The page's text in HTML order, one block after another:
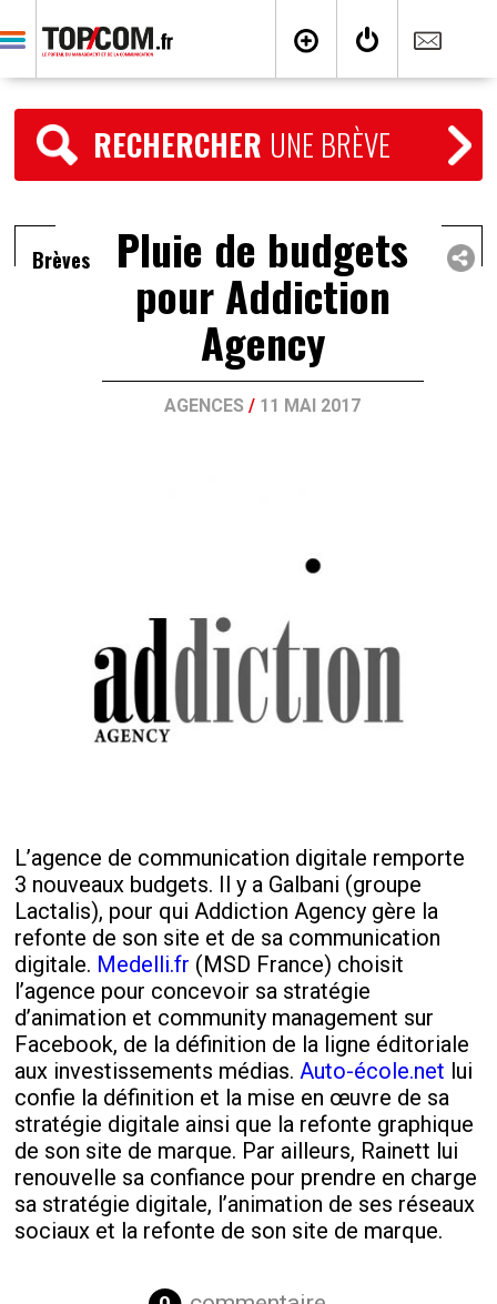
RECHERCHER UNE BRÈVE
Brèves Pluie de budgets
pour Addiction
Agency
AGENCES / 11 MAI 2017
L’agence de communication digitale remporte
3 nouveaux budgets. Il y a Galbani (groupe
Lactalis), pour qui Addiction Agency gère la
refonte de son site et de sa communication
digitale. Medelli.fr (MSD France) choisit
l’agence pour concevoir sa stratégie
d’animation et community management sur
Facebook, de la définition de la ligne éditoriale
aux investissements médias. Auto-école.net lui
confie la définition et la mise en œuvre de sa
stratégie digitale ainsi que la refonte graphique
de son site de marque. Par ailleurs, Rainett lui
renouvelle sa confiance pour prendre en charge
sa stratégie digitale, l’animation de ses réseaux
sociaux et la refonte de son site de marque.